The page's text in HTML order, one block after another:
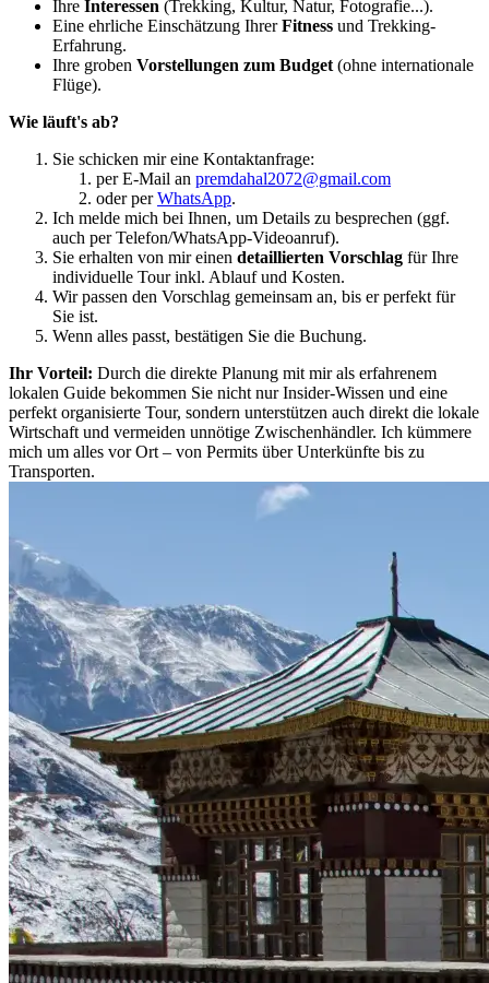
Ihre Interessen (Trekking, Kultur, Natur, Fotografie...).
Eine ehrliche Einschätzung IhrerFitness und Trekking-
Erfahrung.
Ihre groben Vorstellungen zum Budget (ohne internationale
Flüge).
Wie läuft's ab?
Sie schicken mir eine Kontaktanfrage:
per E-Mail an premdahal2072@gmail.com
oder perWhatsApp.
Ich melde mich bei Ihnen, um Details zu besprechen (ggf.
auch per Telefon/WhatsApp-Videoanruf).
Sie erhalten von mir einen detaillierten Vorschlag für Ihre
individuelle Tour inkl. Ablauf und Kosten.
Wir passen den Vorschlag gemeinsam an, bis er perfekt für
Sie ist.
Wenn alles passt, bestätigen Sie die Buchung.
Ihr Vorteil: Durch die direkte Planung mit mir als erfahrenem
lokalen Guide bekommen Sie nicht nur Insider-Wissen und eine
perfekt organisierte Tour, sondern unterstützen auch direkt die lokale
Wirtschaft und vermeiden unnötige Zwischenhändler. Ich kümmere
mich um alles vor Ort – von Permits über Unterkünfte bis zu
Transporten.